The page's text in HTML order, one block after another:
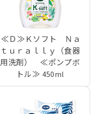
≪Ｄ≫Ｋソフト Ｎａ
ｔｕｒａｌｌｙ（食器
用洗剤） ≪ポンプボ
トル≫ 450ml